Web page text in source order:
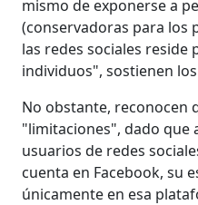
mismo de exponerse a
(conservadoras para los
las redes sociales
individuos", sostienen
No obstante, reconocen
"limitaciones", dado que
usuarios de redes
cuenta en Facebook, su
únicamente en esa